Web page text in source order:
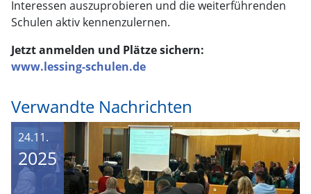
Interessen auszuprobieren und die weiterführenden
Schulen aktiv kennenzulernen.
Jetzt anmelden und Plätze sichern:
www.lessing-schulen.de
Verwandte Nachrichten
24.11.
2025